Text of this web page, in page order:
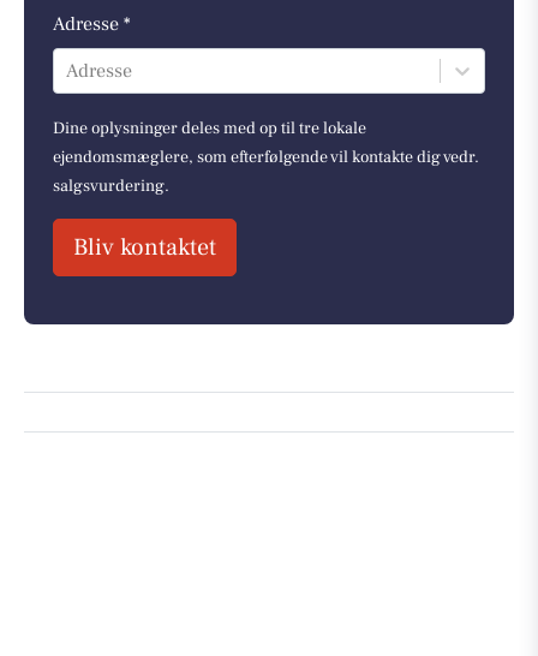
Adresse *
Adresse
Dine oplysninger deles med op til tre lokale
ejendomsmæglere, som efterfølgende vil kontakte dig vedr.
salgsvurdering.
Bliv kontaktet